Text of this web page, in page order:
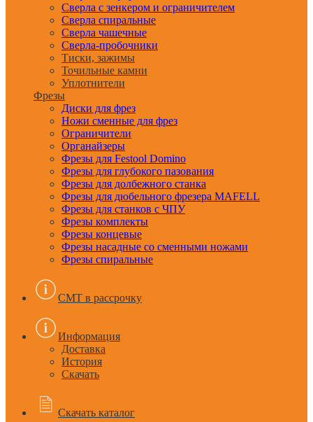
Сверла с зенкером и ограничителем
Сверла спиральные
Сверла чашечные
Сверла-пробочники
Тиски, зажимы
Точильные камни
Уплотнители
Фрезы
Диски для фрез
Ножи сменные для фрез
Ограничители
Органайзеры
Фрезы для Festool Domino
Фрезы для глубокого пазования
Фрезы для долбежного станка
Фрезы для дюбельного фрезера MAFELL
Фрезы для станков с ЧПУ
Фрезы комплекты
Фрезы концевые
Фрезы насадные со сменными ножами
Фрезы спиральные
CMT в рассрочку
Информация
Доставка
История
Скачать
Скачать каталог